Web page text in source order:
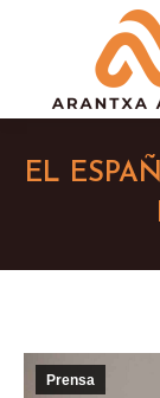
EL
Prensa